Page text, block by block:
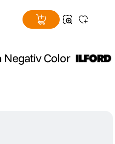
Negativ Color